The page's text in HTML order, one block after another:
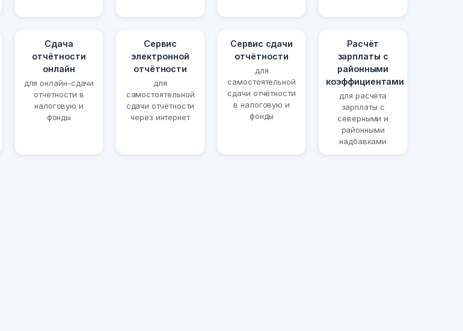
Сдача
отчётности
онлайн
для онлайн-сдачи
отчётности в
налоговую и
фонды
Сервис
электронной
отчётности
для
самостоятельной
сдачи отчётности
через интернет
Сервис сдачи
отчётности
для
самостоятельной
сдачи отчётности
в налоговую и
фонды
Расчёт
зарплаты с
районными
коэффициентами
для расчёта
зарплаты с
северными и
районными
надбавками